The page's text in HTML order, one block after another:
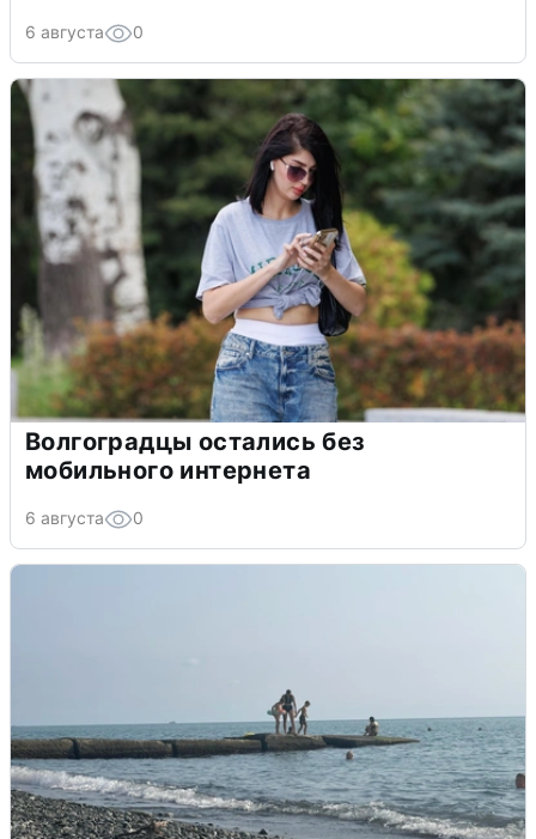
6 августа 0
Волгоградцы остались без
мобильного интернета
6 августа 0